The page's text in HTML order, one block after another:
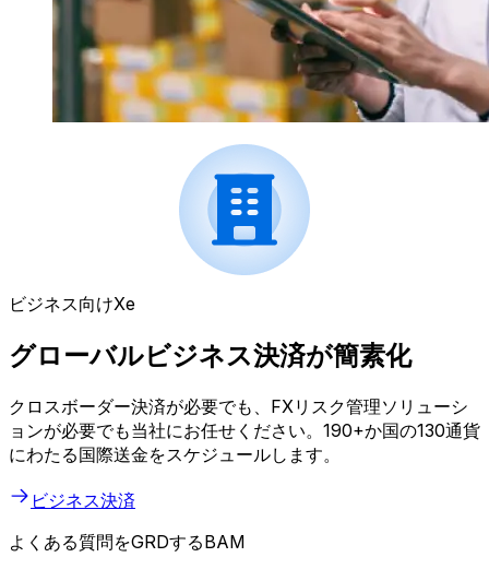
ビジネス向けXe
グローバルビジネス決済が簡素化
クロスボーダー決済が必要でも、FXリスク管理ソリューシ
ョンが必要でも当社にお任せください。190+か国の130通貨
にわたる国際送金をスケジュールします。
ビジネス決済
よくある質問をGRDするBAM